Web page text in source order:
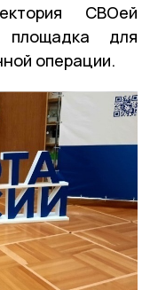
СВОей
площадка для
операции.